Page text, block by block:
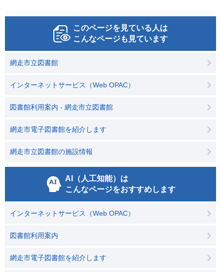
このページを見ている人は
こんなページも見ています
網走市立図書館
インターネットサービス（Web OPAC）
図書館利用案内 - 網走市立図書館
網走市電子図書館を紹介します
網走市立図書館の施設情報
AI（人工知能）は
こんなページをおすすめします
インターネットサービス（Web OPAC）
図書館利用案内
網走市電子図書館を紹介します